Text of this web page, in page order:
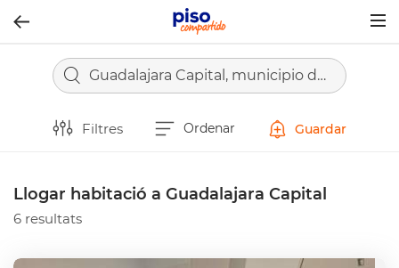
Guadalajara Capital, municipio de Guadalajara
Filtres Ordenar Guardar
Llogar habitació a Guadalajara Capital
6 resultats